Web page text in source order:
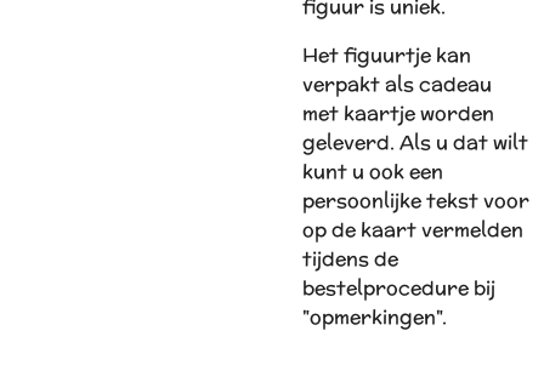
figuur is uniek.
Het figuurtje kan
verpakt als cadeau
met kaartje worden
geleverd. Als u dat wilt
kunt u ook een
persoonlijke tekst voor
op de kaart vermelden
tijdens de
bestelprocedure bij
"opmerkingen".